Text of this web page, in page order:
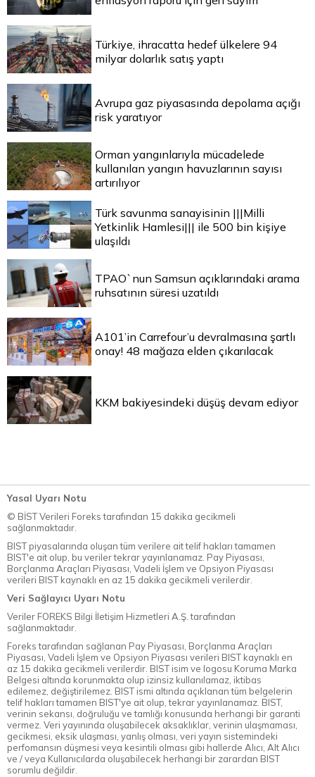
Türkiye, ihracatta hedef ülkelere 94
milyar dolarlık satış yaptı
Avrupa gaz piyasasında depolama açığı
risk yaratıyor
Orman yangınlarıyla mücadelede
kullanılan yangın havuzlarının sayısı
artırılıyor
Türk savunma sanayisinin |||Milli
Yetkinlik Hamlesi||| ile 500 bin kişiye
ulaşıldı
TPAO`nun Samsun açıklarındaki arama
ruhsatının süresi uzatıldı
A101’in Carrefour’u devralmasına şartlı
onay! 48 mağaza elden çıkarılacak
KKM bakiyesindeki düşüş devam ediyor
Yasal Uyarı Notu
© BİST Verileri Foreks tarafından 15 dakika gecikmeli
sağlanmaktadır.
BIST piyasalarında oluşan tüm verilere ait telif hakları tamamen
BIST'e ait olup, bu veriler tekrar yayınlanamaz. Pay Piyasası,
Borçlanma Araçları Piyasası, Vadeli İşlem ve Opsiyon Piyasası
verileri BIST kaynaklı en az 15 dakika gecikmeli verilerdir.
Veri Sağlayıcı Uyarı Notu
Veriler FOREKS Bilgi İletişim Hizmetleri A.Ş. tarafından
sağlanmaktadır.
Foreks tarafından sağlanan Pay Piyasası, Borçlanma Araçları
Piyasası, Vadeli İşlem ve Opsiyon Piyasası verileri BIST kaynaklı en
az 15 dakika gecikmeli verilerdir. BIST isim ve logosu Koruma Marka
Belgesi altında korunmakta olup izinsiz kullanılamaz, iktibas
edilemez, değiştirilemez. BIST ismi altında açıklanan tüm belgelerin
telif hakları tamamen BIST'ye ait olup, tekrar yayınlanamaz. BIST,
verinin sekansı, doğruluğu ve tamlığı konusunda herhangi bir garanti
vermez. Veri yayınında oluşabilecek aksaklıklar, verinin ulaşmaması,
gecikmesi, eksik ulaşması, yanlış olması, veri yayın sistemindeki
perfomansın düşmesi veya kesintili olması gibi hallerde Alıcı, Alt Alıcı
ve / veya Kullanıcılarda oluşabilecek herhangi bir zarardan BIST
sorumlu değildir.